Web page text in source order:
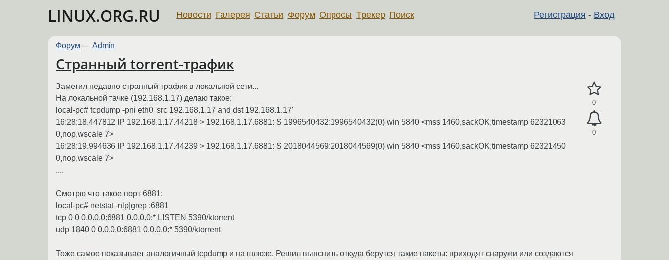
LINUX.ORG.RU Регистрация - Вход
Новости Галерея Статьи Форум Опросы Трекер Поиск
Форум — Admin
Странный torrent-трафик
0
0
Заметил недавно странный трафик в локальной сети...
На локальной тачке (192.168.1.17) делаю такое:
local-pc# tcpdump -pni eth0 'src 192.168.1.17 and dst 192.168.1.17'
16:28:18.447812 IP 192.168.1.17.44218 > 192.168.1.17.6881: S 1996540432:1996540432(0) win 5840 <mss 1460,sackOK,timestamp 62321063
0,nop,wscale 7>
16:28:19.994636 IP 192.168.1.17.44239 > 192.168.1.17.6881: S 2018044569:2018044569(0) win 5840 <mss 1460,sackOK,timestamp 62321450
0,nop,wscale 7>
....
Смотрю что такое порт 6881:
local-pc# netstat -nlp|grep :6881
tcp 0 0 0.0.0.0:6881 0.0.0.0:* LISTEN 5390/ktorrent
udp 1840 0 0.0.0.0:6881 0.0.0.0:* 5390/ktorrent
Тоже самое показывает аналогичный tcpdump и на шлюзе. Решил выяснить откуда берутся такие пакеты: приходят снаружи или создаются